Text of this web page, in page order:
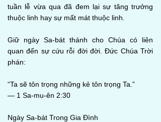
tuần lễ vừa qua đã đem lại sự tăng trưởng
thuộc linh hay sự mất mát thuộc linh.
Giữ ngày Sa-bát thánh cho Chúa có liên
quan đến sự cứu rỗi đời đời. Đức Chúa Trời
phán:
“Ta sẽ tôn trọng những kẻ tôn trọng Ta.”
— 1 Sa-mu-ên 2:30
Ngày Sa-bát Trong Gia Đình